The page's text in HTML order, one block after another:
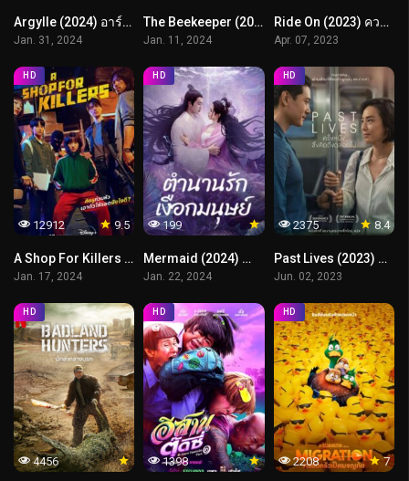
Argylle (2024) อาร์ไกล์ ยอดสายลับ
Jan. 31, 2024
The Beekeeper (2024) นรกเรียกพ่อ
Jan. 11, 2024
Ride On (2023) ควบสู้ฟัด
Apr. 07, 2023
9.5
12912
HD
A Shop For Killers (2024) มรดกร้านนักฆ่า
Jan. 17, 2024
199
HD
Mermaid (2024) ตำนานรักเงือกมนุษย์
Jan. 22, 2024
8.4
2375
HD
Past Lives (2023) ครั้งหนึ่ง…ซึ่งคิดถึงตลอดไป
Jun. 02, 2023
4456
HD
1398
HD
7
2208
HD